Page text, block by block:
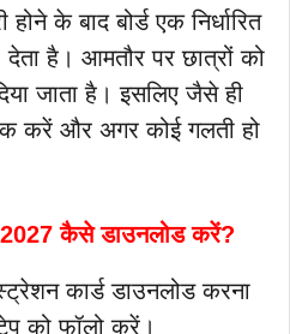
के बाद बोर्ड एक निर्धारित
है। आमतौर पर छात्रों को
जाता है। इसलिए जैसे ही
करें और अगर कोई गलती हो
2027 कैसे डाउनलोड करें?
कार्ड डाउनलोड करना
को फॉलो करें।